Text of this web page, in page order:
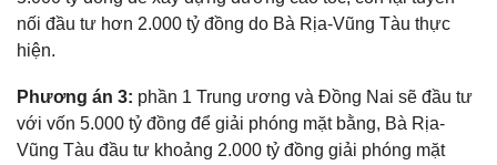
nối đầu tư hơn 2.000 tỷ đồng do Bà Rịa-Vũng Tàu thực
hiện.
Phương án 3: phần 1 Trung ương và Đồng Nai sẽ đầu tư
với vốn 5.000 tỷ đồng để giải phóng mặt bằng, Bà Rịa-
Vũng Tàu đầu tư khoảng 2.000 tỷ đồng giải phóng mặt